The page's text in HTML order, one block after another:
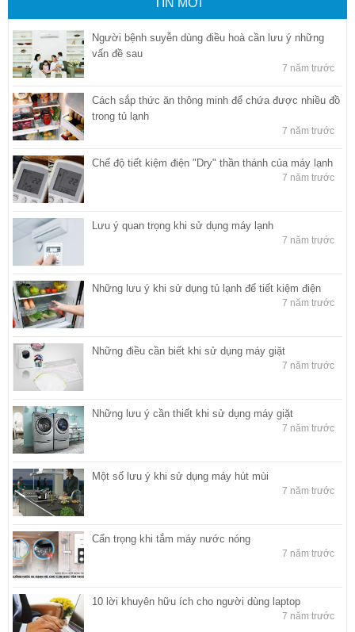
TIN MỚI
Người bệnh suyễn dùng điều hoà cần lưu ý những
vấn đề sau
7 năm trước
Cách sắp thức ăn thông minh để chứa được nhiều đồ
trong tủ lạnh
7 năm trước
Chế độ tiết kiệm điện "Dry" thần thánh của máy lạnh
7 năm trước
Lưu ý quan trọng khi sử dụng máy lạnh
7 năm trước
Những lưu ý khi sử dụng tủ lạnh để tiết kiệm điện
7 năm trước
Những điều cần biết khi sử dụng máy giặt
7 năm trước
Những lưu ý cần thiết khi sử dụng máy giặt
7 năm trước
Một số lưu ý khi sử dụng máy hút mùi
7 năm trước
Cẩn trọng khi tắm máy nước nóng
7 năm trước
10 lời khuyên hữu ích cho người dùng laptop
7 năm trước